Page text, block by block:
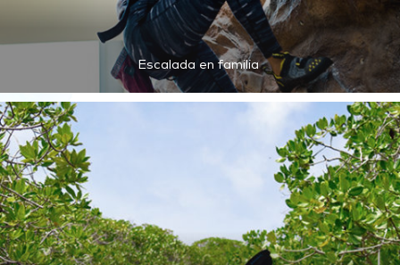
Escalada en familia